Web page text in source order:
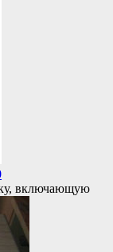
включающую